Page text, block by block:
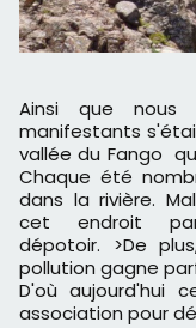
Ainsi que nous l'avons relaté le 19 août, les
manifestants
vallée du Fango
Chaque été
dans la rivière.
cet endroit
dépotoir. >De
pollution gagne
D'où aujourd'hui
association pour